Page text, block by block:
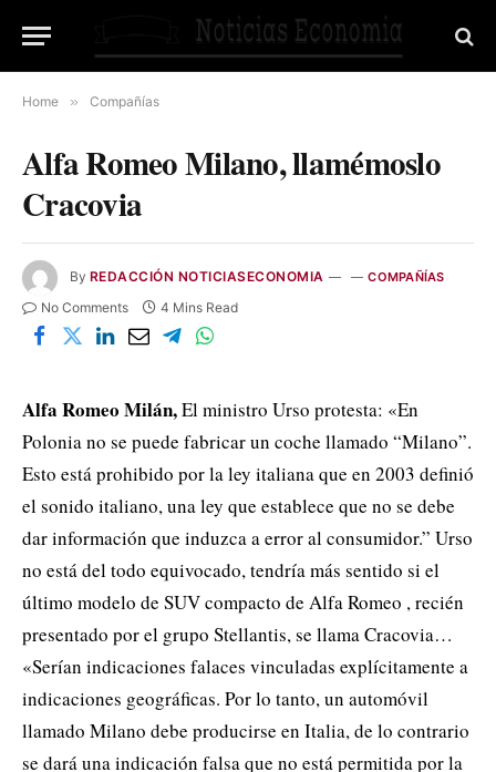
Home » Compañías
Alfa Romeo Milano, llamémoslo
Cracovia
By REDACCIÓN NOTICIASECONOMIA COMPAÑÍAS
No Comments 4 Mins Read
Alfa Romeo Milán,El ministro Urso protesta: «En
Polonia no se puede fabricar un coche llamado “Milano”.
Esto está prohibido por la ley italiana que en 2003 definió
el sonido italiano, una ley que establece que no se debe
dar información que induzca a error al consumidor.” Urso
no está del todo equivocado, tendría más sentido si el
último modelo de SUV compacto de Alfa Romeo , recién
presentado por el grupo Stellantis, se llama Cracovia…
«Serían indicaciones falaces vinculadas explícitamente a
indicaciones geográficas. Por lo tanto, un automóvil
llamado Milano debe producirse en Italia, de lo contrario
se dará una indicación falsa que no está permitida por la